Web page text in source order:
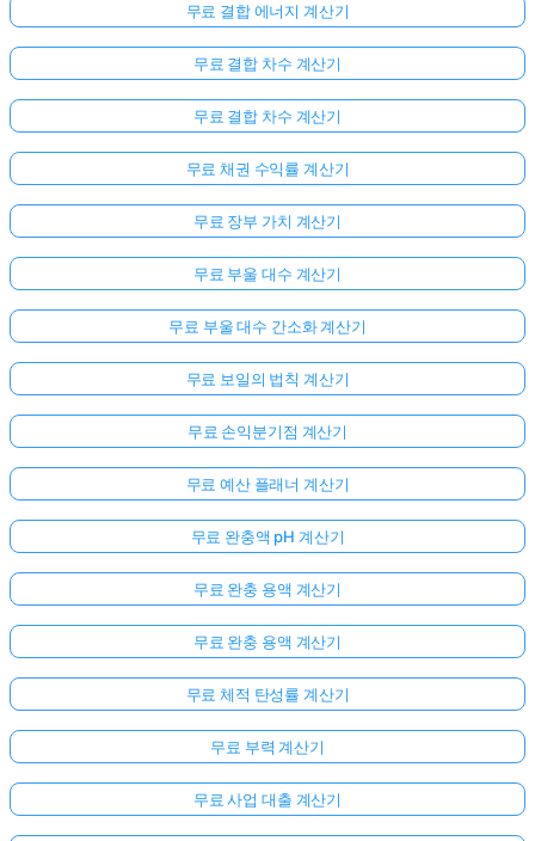
무료 결합 에너지 계산기
무료 결합 차수 계산기
무료 결합 차수 계산기
무료 채권 수익률 계산기
무료 장부 가치 계산기
무료 부울 대수 계산기
무료 부울 대수 간소화 계산기
무료 보일의 법칙 계산기
무료 손익분기점 계산기
무료 예산 플래너 계산기
무료 완충액 pH 계산기
무료 완충 용액 계산기
무료 완충 용액 계산기
무료 체적 탄성률 계산기
무료 부력 계산기
무료 사업 대출 계산기